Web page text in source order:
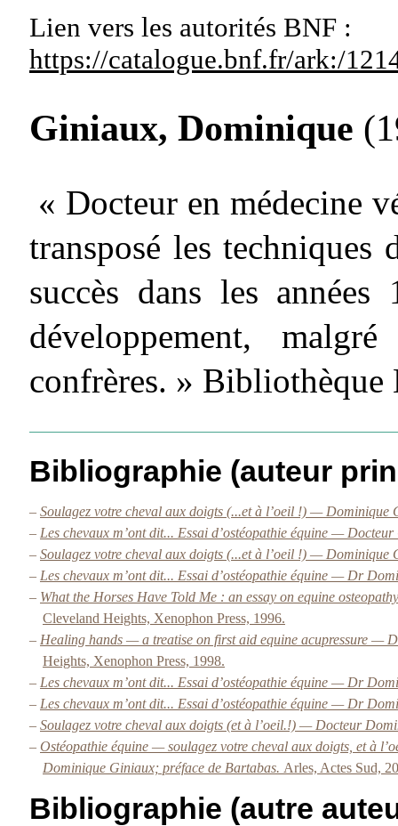
Lien vers les autorités BNF :
https://catalogue.bnf.fr/ark:/
Giniaux, Dominique
« Docteur en médecine
transposé les techniques
succès dans les
développement,
confrères. »
Bibliographie (auteur
– Soulagez votre cheval aux doigts (...et à l’oeil !) — Dominique
– Les chevaux m’ont dit... Essai d’ostéopathie équine —
– Soulagez votre cheval aux doigts (...et à l’oeil !) — Dominique
– Les chevaux m’ont dit... Essai d’ostéopathie équine — Dr
– What the Horses Have Told Me : an essay on equine
Cleveland Heights, Xenophon Press, 1996.
– Healing hands — a treatise on first aid equine acupressure —
Heights, Xenophon Press, 1998.
– Les chevaux m’ont dit... Essai d’ostéopathie équine — Dr
– Les chevaux m’ont dit... Essai d’ostéopathie équine — Dr
– Soulagez votre cheval aux doigts (et à l’oeil.!) — Docteur
– Ostéopathie équine — soulagez votre cheval aux doigts, et à
Dominique Giniaux; préface de Bartabas. Arles, Actes Sud,
Bibliographie (autre